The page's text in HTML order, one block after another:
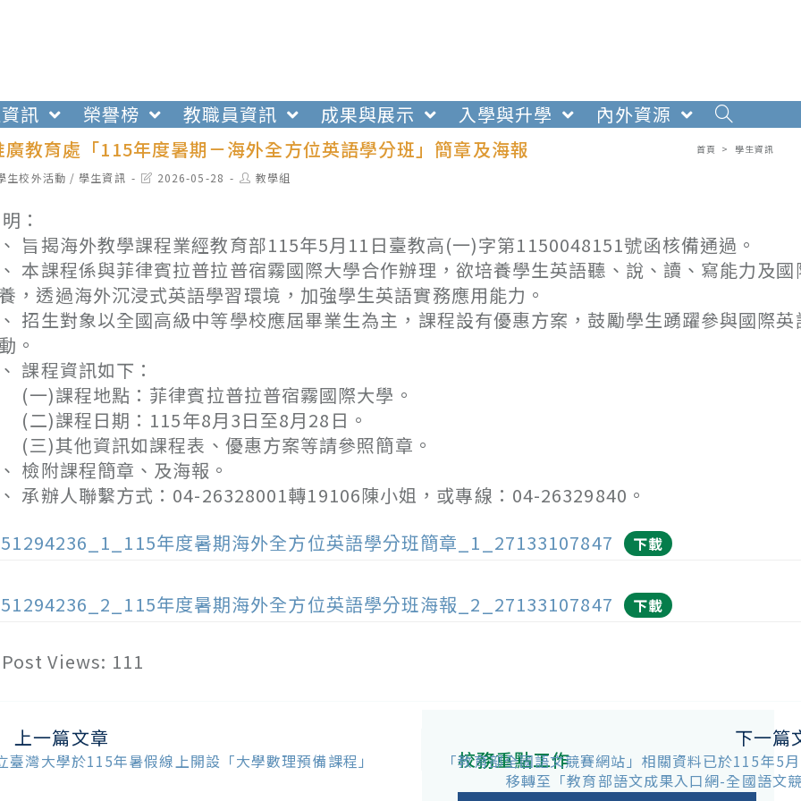
訊 榮譽榜 教職員資訊 成果與展示 入學與升學
內外資源
教育處「115年度暑期－海外全方位英語學分班」簡章及海報
首頁 > 學生資訊
生校外活動 / 學生資訊
Post2026-05-28
Post教學組
：
旨揭海外教學課程業經教育部115年5月11日臺教高(一)字第1150048151號函核備通過。
本課程係與菲律賓拉普拉普宿霧國際大學合作辦理，欲培養學生英語聽、說、讀、寫能力及
，透過海外沉浸式英語學習環境，加強學生英語實務應用能力。
招生對象以全國高級中等學校應屆畢業生為主，課程設有優惠方案，鼓勵學生踴躍參與國際
。
課程資訊如下：
)課程地點：菲律賓拉普拉普宿霧國際大學。
)課程日期：115年8月3日至8月28日。
)其他資訊如課程表、優惠方案等請參照簡章。
檢附課程簡章、及海報。
承辦人聯繫方式：04-26328001轉19106陳小姐，或專線：04-26329840。
年度暑期海外全方位英語學分班簡章_1_27133107847
下載
年度暑期海外全方位英語學分班海報_2_27133107847 下載
Post Views: 111
上一篇文章
臺灣大學於115年暑假線上開設「大學數理預備課程」
下一篇
「教育部全國語文競賽網站」相關資料已於115年5
移轉至「教育部語文成果入口網-全國語文
校務重點工作